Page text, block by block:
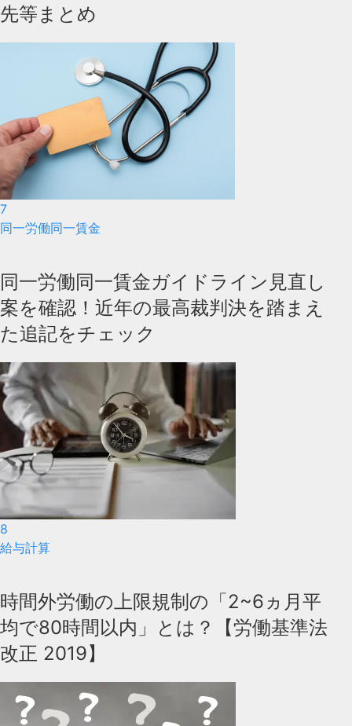
先等まとめ
7
同一労働同一賃金
同一労働同一賃金ガイドライン見直し
案を確認！近年の最高裁判決を踏まえ
た追記をチェック
8
給与計算
時間外労働の上限規制の「2~6ヵ月平
均で80時間以内」とは？【労働基準法
改正 2019】